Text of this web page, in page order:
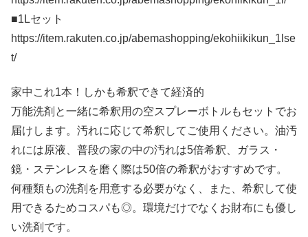
■1Lセット
https://item.rakuten.co.jp/abemashopping/ekohiikikun_1lse
t/
家中これ1本！しかも希釈できて経済的
万能洗剤と一緒に希釈用の空スプレーボトルもセットでお
届けします。汚れに応じて希釈してご使用ください。油汚
れには原液、普段の家の中の汚れは5倍希釈、ガラス・
鏡・ステンレスを磨く際は50倍の希釈がおすすめです。
何種類もの洗剤を用意する必要がなく、また、希釈して使
用できるためコスパも◎。環境だけでなくお財布にも優し
い洗剤です。